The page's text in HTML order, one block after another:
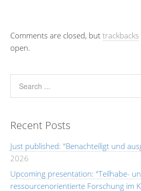
Comments are closed, but trackbacks
open.
Recent Posts
Just published: “Benachteiligt und
2026
Upcoming presentation: “Teilhabe-
ressourcenorientierte Forschung im